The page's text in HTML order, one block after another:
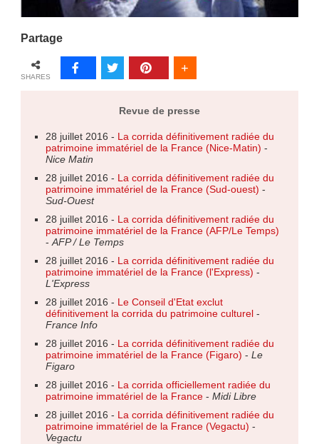
Partage
SHARES
Revue de presse
28 juillet 2016 - La corrida définitivement radiée du
patrimoine immatériel de la France (Nice-Matin) -
Nice Matin
28 juillet 2016 - La corrida définitivement radiée du
patrimoine immatériel de la France (Sud-ouest) -
Sud-Ouest
28 juillet 2016 - La corrida définitivement radiée du
patrimoine immatériel de la France (AFP/Le Temps)
- AFP / Le Temps
28 juillet 2016 - La corrida définitivement radiée du
patrimoine immatériel de la France (l'Express) -
L'Express
28 juillet 2016 - Le Conseil d'Etat exclut
définitivement la corrida du patrimoine culturel-
France Info
28 juillet 2016 - La corrida définitivement radiée du
patrimoine immatériel de la France (Figaro) - Le
Figaro
28 juillet 2016 - La corrida officiellement radiée du
patrimoine immatériel de la France- Midi Libre
28 juillet 2016 - La corrida définitivement radiée du
patrimoine immatériel de la France (Vegactu) -
Vegactu